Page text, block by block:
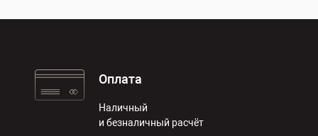
Оплата
Наличный
и безналичный расчёт